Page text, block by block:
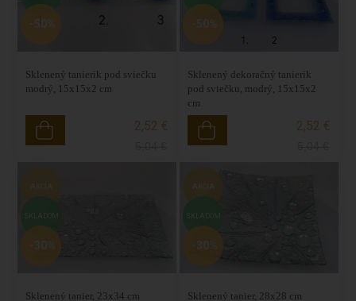
Sklenený tanierik pod sviečku
modrý, 15x15x2 cm
2,52 €
-50%
Sklenený dekoračný tanierik
pod sviečku, modrý, 15x15x2
cm
2,52 €
-50%
AKCIA
SKLADOM
Sklenený tanier, 23x34 cm
-30%
AKCIA
SKLADOM
Sklenený tanier, 28x28 cm
-30%